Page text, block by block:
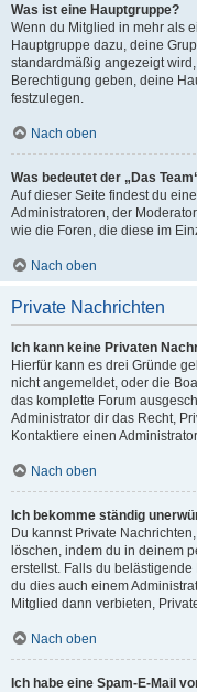
Was ist eine Hauptgruppe?
Wenn du Mitglied in mehr als
Hauptgruppe dazu, deine
standardmäßig angezeigt
Berechtigung geben, deine
festzulegen.
Nach oben
Was bedeutet der „Das
Auf dieser Seite findest du
Administratoren, der
wie die Foren, die diese im
Nach oben
Private Nachrichten
Ich kann keine Privaten
Hierfür kann es drei Gründe
nicht angemeldet, oder die
das komplette Forum
Administrator dir das Recht,
Kontaktiere einen
Nach oben
Ich bekomme ständig
Du kannst Private
löschen, indem du in deinem
erstellst. Falls du
du dies auch einem
Mitglied dann verbieten,
Nach oben
Ich habe eine Spam-E-Mail